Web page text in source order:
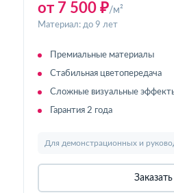
от 7 500 ₽/м²
Материал: до 9 лет
Премиальные материалы
Стабильная цветопередача
Сложные визуальные
Гарантия 2 года
Для демонстрационных и
Заказать